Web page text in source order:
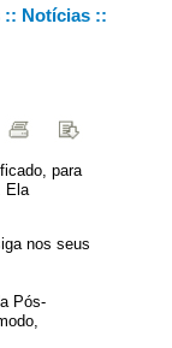
:: Notícias ::
para
Ela
nos seus
Pós-